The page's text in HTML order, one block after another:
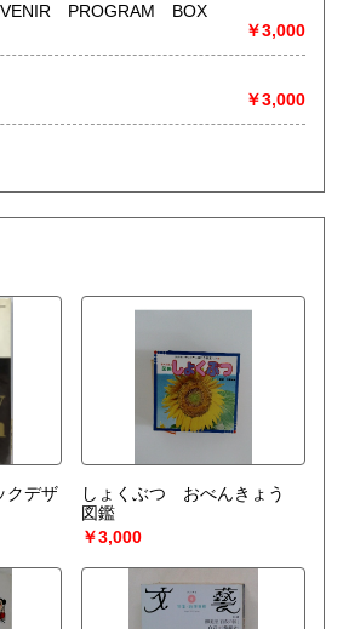
PROGRAM BOX
￥3,000
￥3,000
クデザ
しょくぶつ おべんきょう
図鑑
￥3,000